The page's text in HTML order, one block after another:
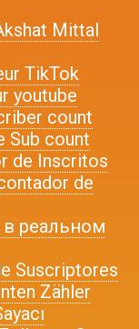
Mittal
TikTok
youtube
count
Sub count
de Inscritos
de
реальном
Suscriptores
Zähler